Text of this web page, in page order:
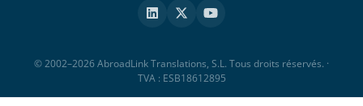
© 2002–2026 AbroadLink Translations, S.L. Tous droits réservés. ·
TVA : ESB18612895